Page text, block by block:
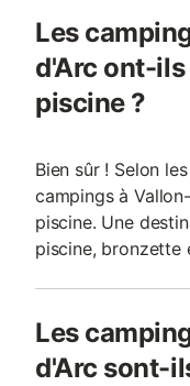
Les
d'Arc ont-
piscine ?
Bien sûr ! Selon
campings à
piscine. Une
piscine, bronzette
Les
d'Arc sont-